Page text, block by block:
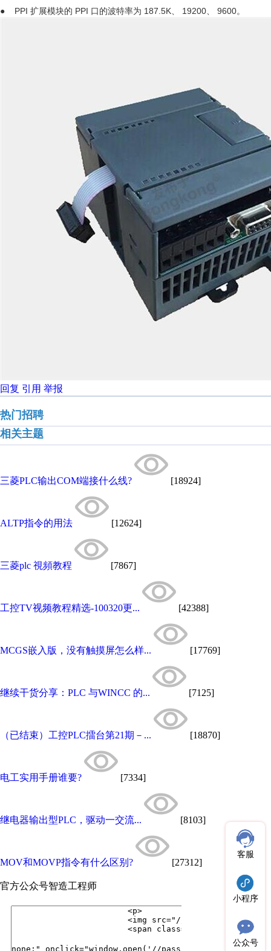
● PPI 扩展模块的 PPI 口的波特率为 187.5K、 19200、 9600。
回复 引用 举报
热门招聘
相关主题
三菱PLC输出COM端接什么线? [18924]
ALTP指令的用法 [12624]
三菱plc 視頻教程 [7867]
工控TV视频教程精选-100320更... [42388]
MCGS嵌入版，没有触摸屏怎么样... [17769]
继续干货分享：PLC 与WINCC 的... [7125]
（已结束）工控PLC擂台第21期－... [18870]
电工实用手册谁要? [7334]
继电器输出型PLC，驱动一交流... [8103]
MOV和MOVP指令有什么区别? [27312]
官方公众号智造工程师
客服
小程序
公众号